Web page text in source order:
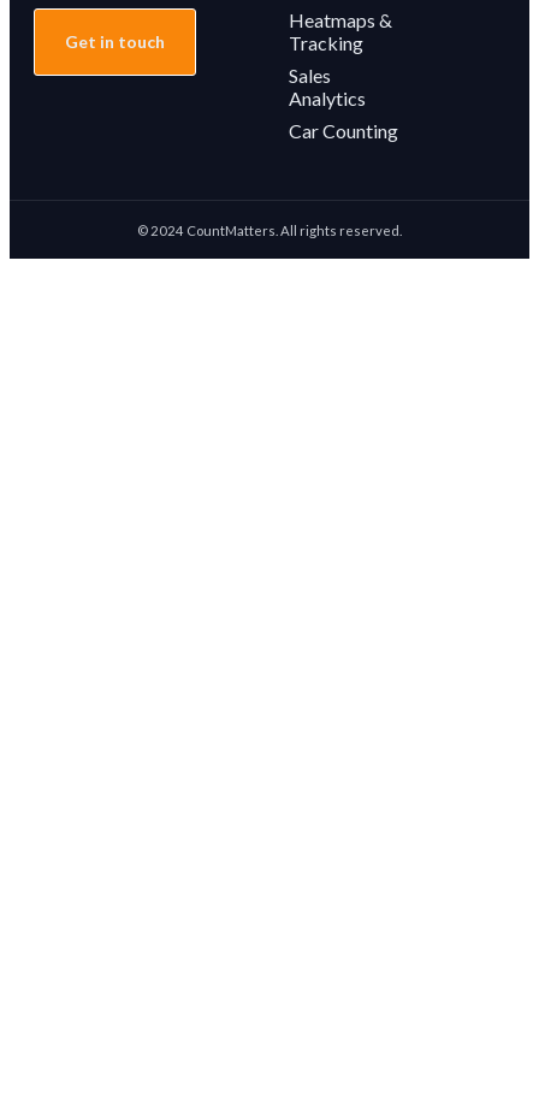
Get in touch
Heatmaps &
Tracking
Sales
Analytics
Car Counting
© 2024 CountMatters. All rights reserved.